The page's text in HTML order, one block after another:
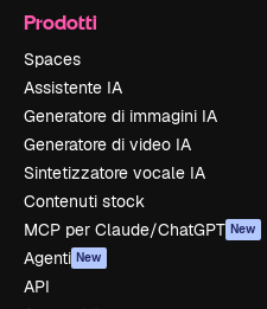
Prodotti
Spaces
Assistente IA
Generatore di immagini IA
Generatore di video IA
Sintetizzatore vocale IA
Contenuti stock
MCP per Claude/ChatGPT New
Agenti New
API